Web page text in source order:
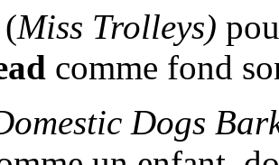
Miss Trolleys)
comme fond
Dogs